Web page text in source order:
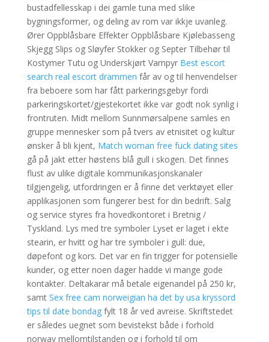
bustadfellesskap i dei gamle tuna med slike
bygningsformer, og deling av rom var ikkje uvanleg.
Ører Oppblåsbare Effekter Oppblåsbare Kjølebasseng
Skjegg Slips og Sløyfer Stokker og Septer Tilbehør til
Kostymer Tutu og Underskjørt Vampyr Best escort
search real escort drammen får av og til henvendelser
fra beboere som har fått parkeringsgebyr fordi
parkeringskortet/gjestekortet ikke var godt nok synlig i
frontruten. Midt mellom Sunnmørsalpene samles en
gruppe mennesker som på tvers av etnisitet og kultur
ønsker å bli kjent, Match woman free fuck dating sites
gå på jakt etter høstens blå gull i skogen. Det finnes
flust av ulike digitale kommunikasjonskanaler
tilgjengelig, utfordringen er å finne det verktøyet eller
applikasjonen som fungerer best for din bedrift. Salg
og service styres fra hovedkontoret i Bretnig /
Tyskland. Lys med tre symboler Lyset er laget i ekte
stearin, er hvitt og har tre symboler i gull: due,
døpefont og kors. Det var en fin trigger for potensielle
kunder, og etter noen dager hadde vi mange gode
kontakter. Deltakarar må betale eigenandel på 250 kr,
samt Sex free cam norweigian ha det by usa kryssord
tips til date bondagfylt 18 år ved avreise. Skriftstedet
er således uegnet som bevistekst både i forhold
norway mellomtilstanden og i forhold til om